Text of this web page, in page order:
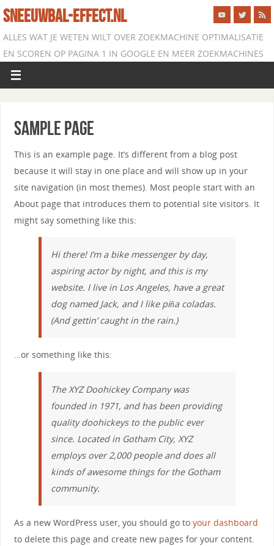
SNEEUWBAL-EFFECT.NL
ALLES WAT JE WETEN WILT OVER ZOEKMACHINE OPTIMALISATIE
EN SCOREN OP PAGINA 1 IN GOOGLE EN MEER ZOEKMACHINES
Sample Page
This is an example page. It’s different from a blog post
because it will stay in one place and will show up in your
site navigation (in most themes). Most people start with an
About page that introduces them to potential site visitors. It
might say something like this:
Hi there! I’m a bike messenger by day,
aspiring actor by night, and this is my
website. I live in Los Angeles, have a great
dog named Jack, and I like piña coladas.
(And gettin’ caught in the rain.)
…or something like this:
The XYZ Doohickey Company was
founded in 1971, and has been providing
quality doohickeys to the public ever
since. Located in Gotham City, XYZ
employs over 2,000 people and does all
kinds of awesome things for the Gotham
community.
As a new WordPress user, you should go to your dashboard
to delete this page and create new pages for your content.